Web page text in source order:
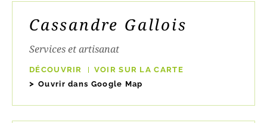
Cassandre Gallois
Services et artisanat
DÉCOUVRIR
VOIR SUR LA CARTE
Ouvrir dans Google Map